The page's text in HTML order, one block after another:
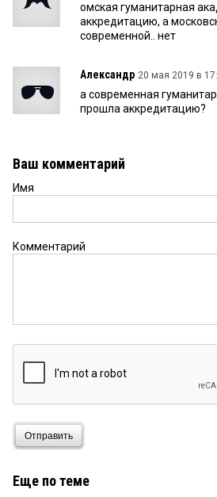
омская гуманитарная
аккредитацию, а
современной.. нет
Александр 20 мая 2019 в
а современная
прошла аккредитацию?
Ваш комментарий
Имя
Комментарий
Отправить
Еще по теме